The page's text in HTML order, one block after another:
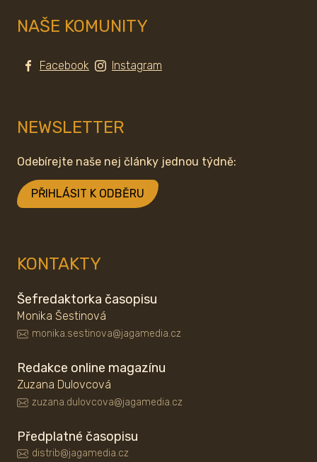
NAŠE KOMUNITY
Facebook Instagram
NEWSLETTER
Odebírejte naše nej články jednou týdně:
PŘIHLÁSIT K ODBĚRU
KONTAKTY
Šefredaktorka časopisu
Monika Šestinová
monika.sestinova@jagamedia.cz
Redakce online magazínu
Zuzana Dulovcová
zuzana.dulovcova@jagamedia.cz
Předplatné časopisu
distrib@jagamedia.cz